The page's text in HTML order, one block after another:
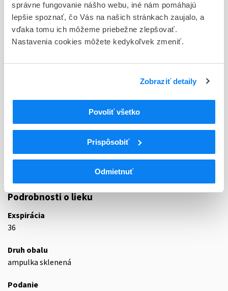
správne fungovanie nášho webu, iné nám pomáhajú
lepšie spoznať, čo Vás na našich stránkach zaujalo, a
vďaka tomu ich môžeme priebežne zlepšovať.
Nastavenia cookies môžete kedykoľvek zmeniť.
Zobraziť detaily
Povoliť všetko
Prispôsobiť
Odmietnuť
Typ registračnej procedúry
Národná
Držiteľ, krajina
29 - ANTIRHEUMATICA, ANTIPHLOGISTICA, ANTIURATICA
M
Muskuloskeletálny systém
M01
Antiflogistiká a antireumatiká
Nesteroidové antiflogistiká a antireumatiká
M01AB
Deriváty kyseliny octovej a príbuzné liečivá
Diklofenak
Podrobnosti o lieku
Exspirácia
36
Druh obalu
ampulka sklenená
Podanie